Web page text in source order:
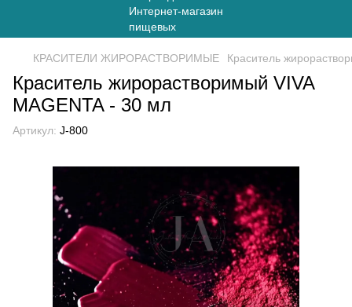
КРАСИТЕЛИ ЖИРОРАСТВОРИМЫЕ Краситель
Краситель жирорастворимый VIVA
MAGENTA - 30 мл
Артикул: J-800